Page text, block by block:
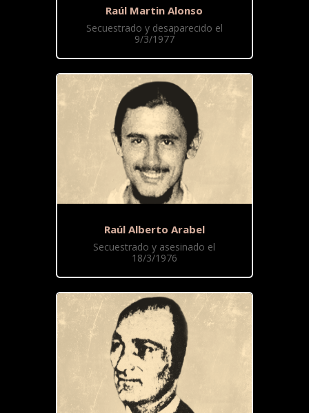
Raúl Martin Alonso
Secuestrado y desaparecido el
9/3/1977
Raúl Alberto Arabel
Secuestrado y asesinado el
18/3/1976